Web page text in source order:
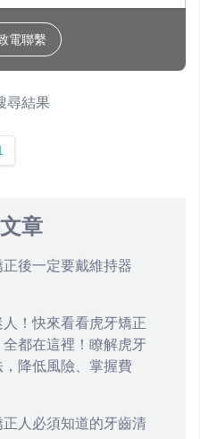
電聯繫
尋結果
章
後一定要戴維持器
！快來看看虎牙矯正
都在這裡！瞭解虎牙
降低風險、掌握費
人必須知道的牙齒清